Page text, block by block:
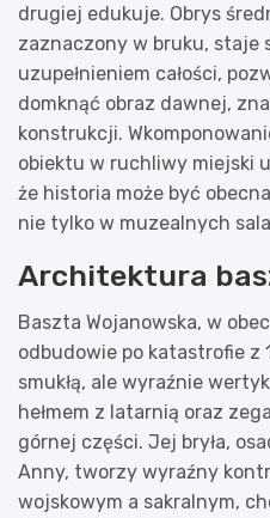
drugiej edukuje. Obrys
zaznaczony w bruku, staje
uzupełnieniem całości,
domknąć obraz dawnej,
konstrukcji.
obiektu w ruchliwy miejski
że historia może być
nie tylko w muzealnych
Architektura
Baszta Wojanowska, w
odbudowie po katastrofie z
smukłą, ale wyraźnie
hełmem z latarnią oraz
górnej części. Jej bryła,
Anny, tworzy wyraźny
wojskowym a sakralnym,